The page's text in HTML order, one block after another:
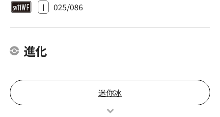
I 025/086
進化
迷你冰